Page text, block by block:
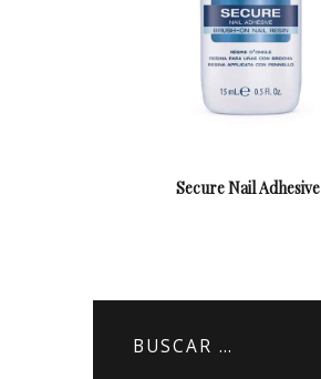
Secure Nail Adhesive
Buscar: